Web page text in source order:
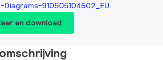
910505104502_EU
en download